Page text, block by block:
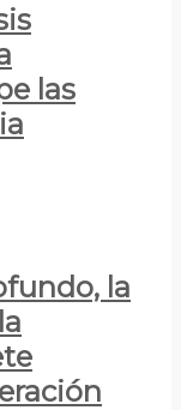
las
la